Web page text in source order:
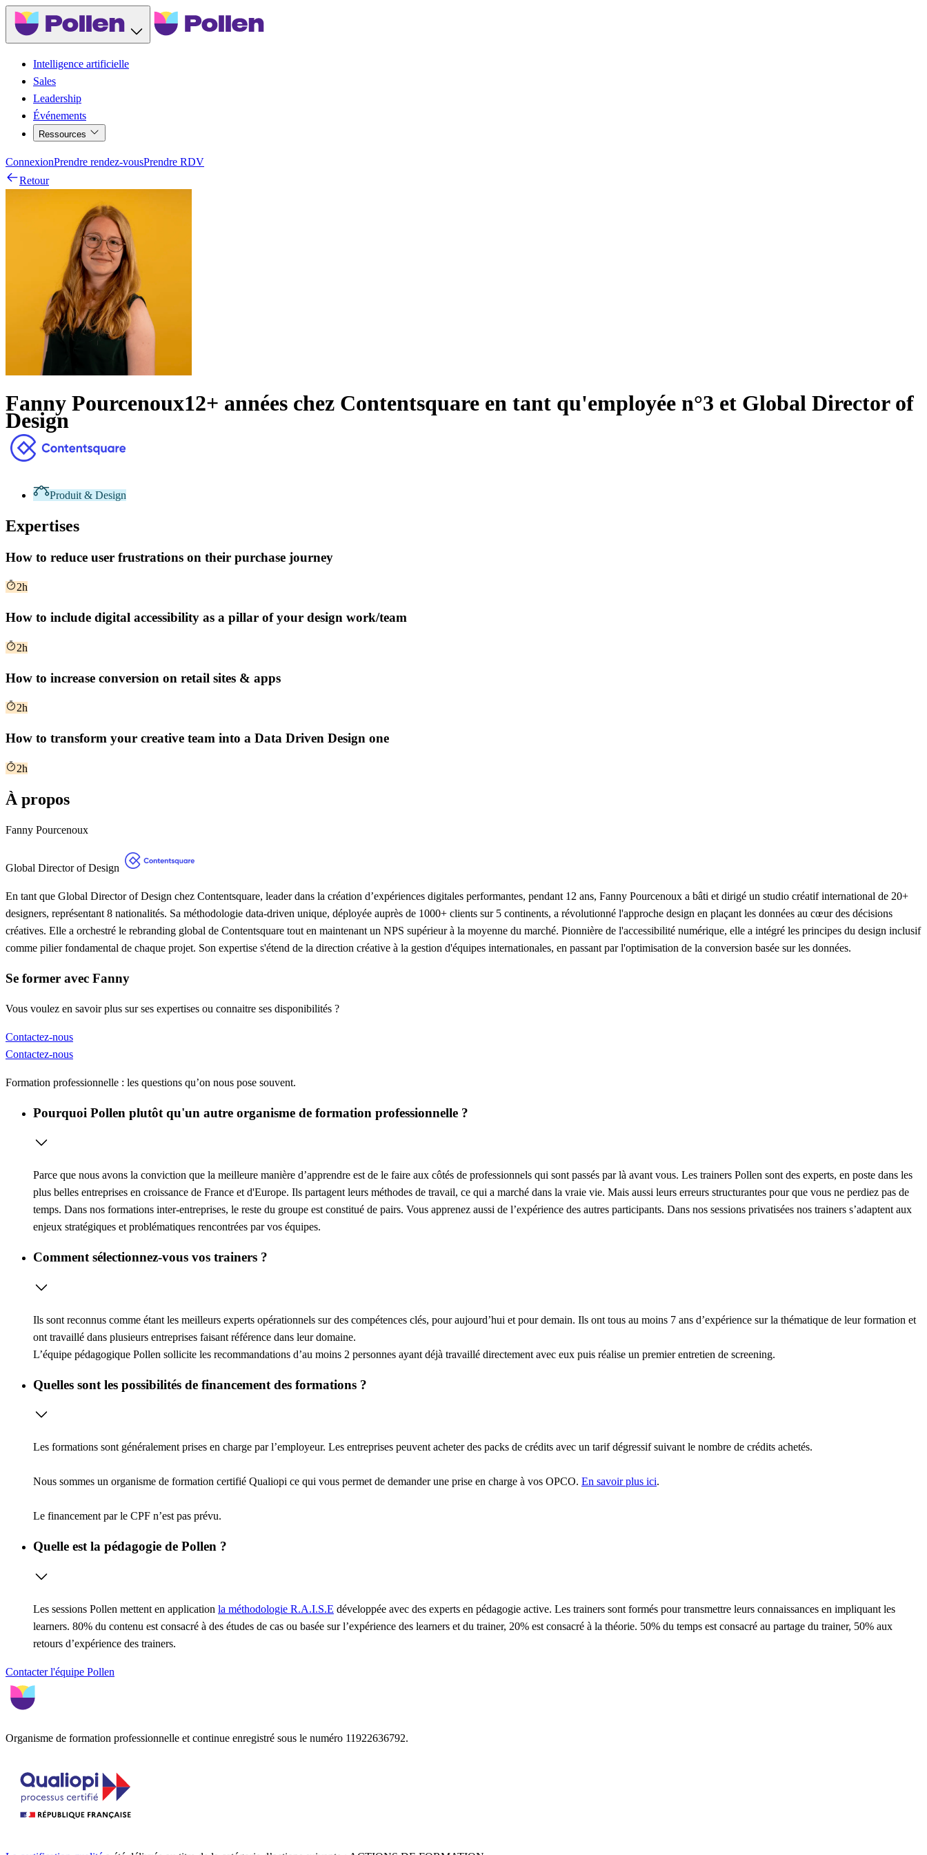
Intelligence artificielle
Sales
Leadership
Événements
Ressources
ConnexionPrendre rendez-vousPrendre RDV
Retour
Fanny Pourcenoux12+ années chez Contentsquare en tant qu'employée n°3 et Global Director of
Design
Produit & Design
Expertises
How to reduce user frustrations on their purchase journey
2h
How to include digital accessibility as a pillar of your design work/team
2h
How to increase conversion on retail sites & apps
2h
How to transform your creative team into a Data Driven Design one
2h
À propos
Fanny Pourcenoux
Global Director of Design
En tant que Global Director of Design chez Contentsquare, leader dans la création d’expériences digitales performantes, pendant 12 ans, Fanny Pourcenoux a bâti et dirigé un studio créatif international de 20+
designers, représentant 8 nationalités. Sa méthodologie data-driven unique, déployée auprès de 1000+ clients sur 5 continents, a révolutionné l'approche design en plaçant les données au cœur des décisions
créatives. Elle a orchestré le rebranding global de Contentsquare tout en maintenant un NPS supérieur à la moyenne du marché. Pionnière de l'accessibilité numérique, elle a intégré les principes du design inclusif
comme pilier fondamental de chaque projet. Son expertise s'étend de la direction créative à la gestion d'équipes internationales, en passant par l'optimisation de la conversion basée sur les données.
Se former avec Fanny
Vous voulez en savoir plus sur ses expertises ou connaitre ses disponibilités ?
Contactez-nous
Contactez-nous
Formation professionnelle : les questions qu’on nous pose souvent.
Pourquoi Pollen plutôt qu'un autre organisme de formation professionnelle ?
Parce que nous avons la conviction que la meilleure manière d’apprendre est de le faire aux côtés de professionnels qui sont passés par là avant vous. Les trainers Pollen sont des experts, en poste dans les
plus belles entreprises en croissance de France et d'Europe. Ils partagent leurs méthodes de travail, ce qui a marché dans la vraie vie. Mais aussi leurs erreurs structurantes pour que vous ne perdiez pas de
temps. Dans nos formations inter-entreprises, le reste du groupe est constitué de pairs. Vous apprenez aussi de l’expérience des autres participants. Dans nos sessions privatisées nos trainers s’adaptent aux
enjeux stratégiques et problématiques rencontrées par vos équipes.
Comment sélectionnez-vous vos trainers ?
Ils sont reconnus comme étant les meilleurs experts opérationnels sur des compétences clés, pour aujourd’hui et pour demain. Ils ont tous au moins 7 ans d’expérience sur la thématique de leur formation et
ont travaillé dans plusieurs entreprises faisant référence dans leur domaine.
L’équipe pédagogique Pollen sollicite les recommandations d’au moins 2 personnes ayant déjà travaillé directement avec eux puis réalise un premier entretien de screening.
Quelles sont les possibilités de financement des formations ?
Les formations sont généralement prises en charge par l’employeur. Les entreprises peuvent acheter des packs de crédits avec un tarif dégressif suivant le nombre de crédits achetés.
Nous sommes un organisme de formation certifié Qualiopi ce qui vous permet de demander une prise en charge à vos OPCO. En savoir plus ici.
Le financement par le CPF n’est pas prévu.
Quelle est la pédagogie de Pollen ?
Les sessions Pollen mettent en application la méthodologie R.A.I.S.E développée avec des experts en pédagogie active. Les trainers sont formés pour transmettre leurs connaissances en impliquant les
learners. 80% du contenu est consacré à des études de cas ou basée sur l’expérience des learners et du trainer, 20% est consacré à la théorie. 50% du temps est consacré au partage du trainer, 50% aux
retours d’expérience des trainers.
Contacter l'équipe Pollen
Organisme de formation professionnelle et continue enregistré sous le numéro 11922636792.